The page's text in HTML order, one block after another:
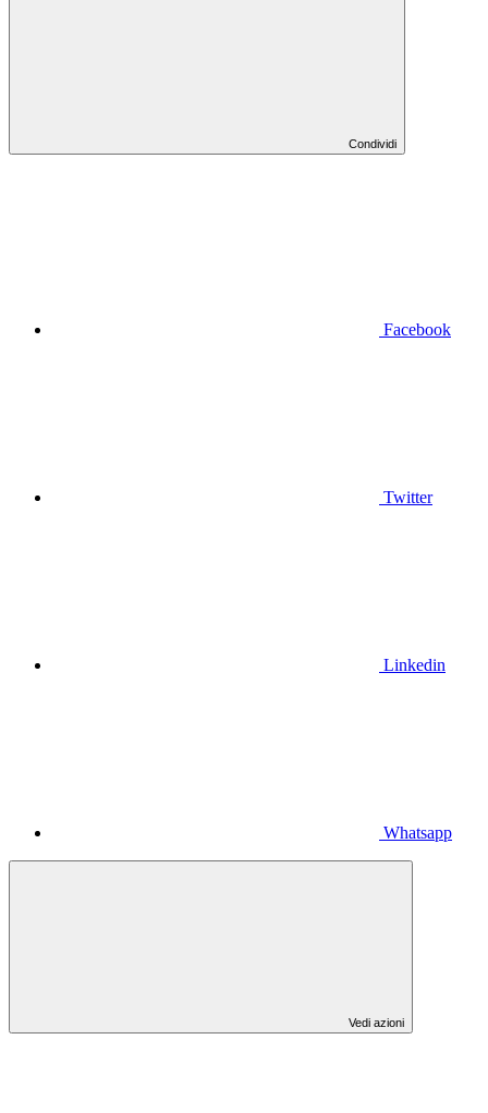
Condividi
Facebook
Twitter
Linkedin
Whatsapp
Vedi azioni